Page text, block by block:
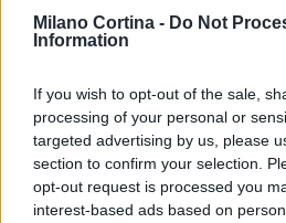
Milano Cortina - Do Not
Information
If you wish to opt-out of the sale,
processing of your personal or
targeted advertising by us, please
section to confirm your selection.
opt-out request is processed you
interest-based ads based on
AiAdhubMedia